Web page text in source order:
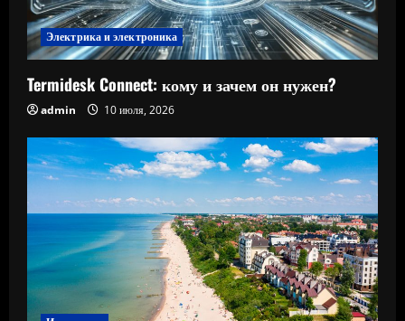
Электрика и электроника
Termidesk Connect: кому и зачем он нужен?
admin 10 июля, 2026